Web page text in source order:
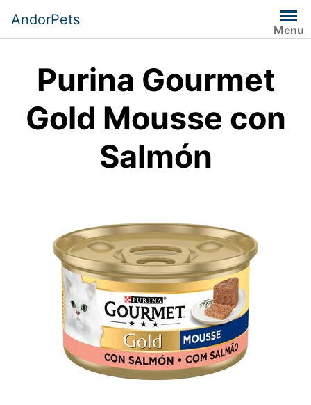
contenido
AndorPets
Menu
Purina Gourmet
Gold Mousse con
Salmón